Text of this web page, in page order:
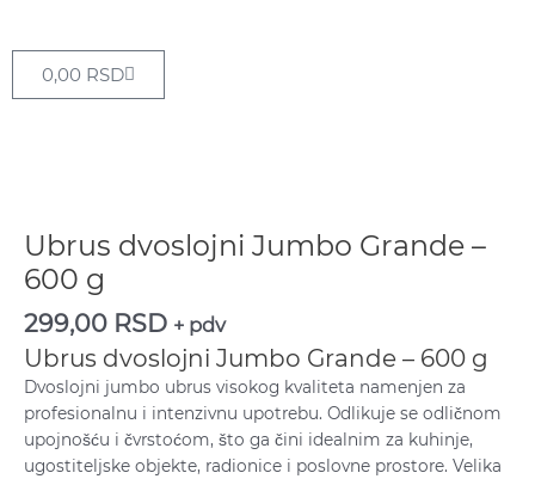
0,00 RSDCart
Ubrus dvoslojni Jumbo Grande –
600 g
299,00 RSD + pdv
Ubrus dvoslojni Jumbo Grande – 600 g
Dvoslojni jumbo ubrus visokog kvaliteta namenjen za
profesionalnu i intenzivnu upotrebu. Odlikuje se odličnom
upojnošću i čvrstoćom, što ga čini idealnim za kuhinje,
ugostiteljske objekte, radionice i poslovne prostore. Velika
Jumbo
Grande
–
600
količina